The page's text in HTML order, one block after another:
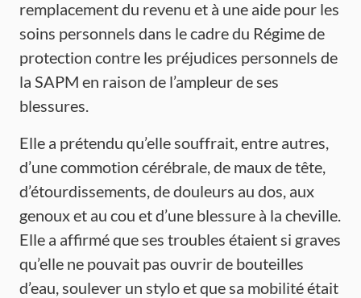
remplacement du revenu et à une aide pour les
soins personnels dans le cadre du Régime de
protection contre les préjudices personnels de
la SAPM en raison de l’ampleur de ses
blessures.
Elle a prétendu qu’elle souffrait, entre autres,
d’une commotion cérébrale, de maux de tête,
d’étourdissements, de douleurs au dos, aux
genoux et au cou et d’une blessure à la cheville.
Elle a affirmé que ses troubles étaient si graves
qu’elle ne pouvait pas ouvrir de bouteilles
d’eau, soulever un stylo et que sa mobilité était